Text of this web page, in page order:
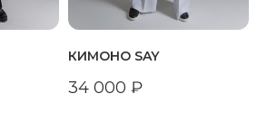
КИМОНО SAY
34 000 ₽